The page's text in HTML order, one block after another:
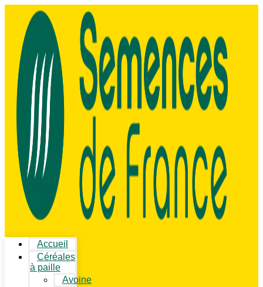
Accueil
Céréales
à paille
Avoine